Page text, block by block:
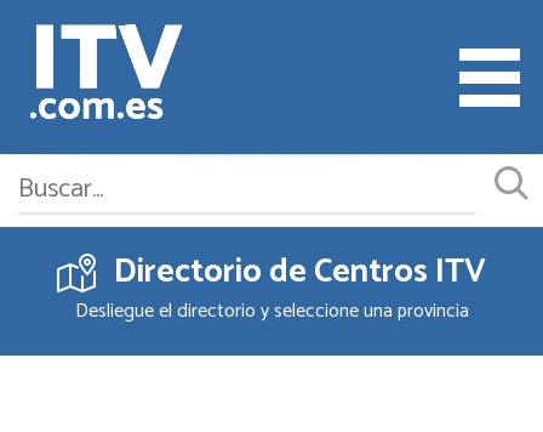
Cita ITV
Cambiar o Anular Cita
Directorio de Centros ITV
Desliegue el directorio y seleccione una provincia